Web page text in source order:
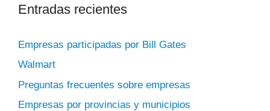
Entradas recientes
Empresas participadas por Bill Gates
Walmart
Preguntas frecuentes sobre empresas
Empresas por provincias y municipios